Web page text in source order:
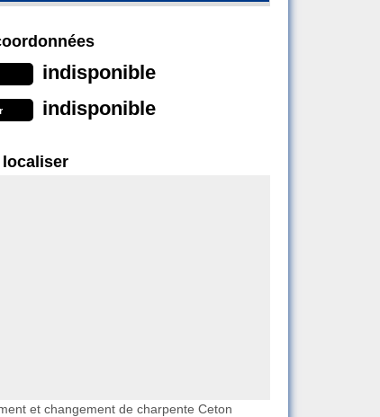
indisponible
indisponible
localiser
et changement de charpente Ceton